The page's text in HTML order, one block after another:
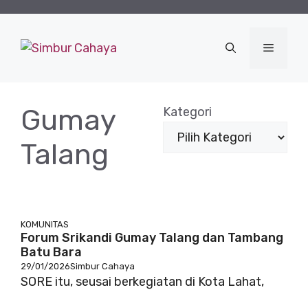
Menu
Gumay
Talang
Kategori
KOMUNITAS
Forum Srikandi Gumay Talang dan Tambang
Batu Bara
29/01/2026Simbur Cahaya
SORE itu, seusai berkegiatan di Kota Lahat,